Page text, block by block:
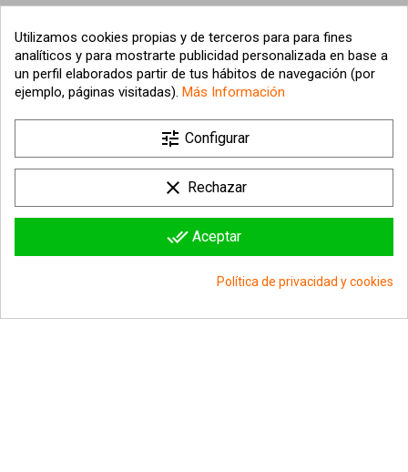
Información sobre la tienda 
Utilizamos cookies propias y de terceros para para fines
analíticos y para mostrarte publicidad personalizada en base a
un perfil elaborados partir de tus hábitos de navegación (por
ejemplo, páginas visitadas). Más Información
tune Configurar
clear Rechazar
done_all Aceptar
Política de privacidad y cookies